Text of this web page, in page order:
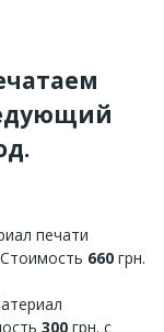
печати
660 грн.
300 грн. с